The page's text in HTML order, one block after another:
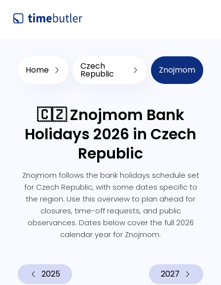
Home Czech
Republic Znojmom
🇨🇿 Znojmom Bank
Holidays 2026 in Czech
Republic
Znojmom follows the bank holidays schedule set
for Czech Republic, with some dates specific to
the region. Use this overview to plan ahead for
closures, time-off requests, and public
observances. Dates below cover the full 2026
calendar year for Znojmom.
2025 2027